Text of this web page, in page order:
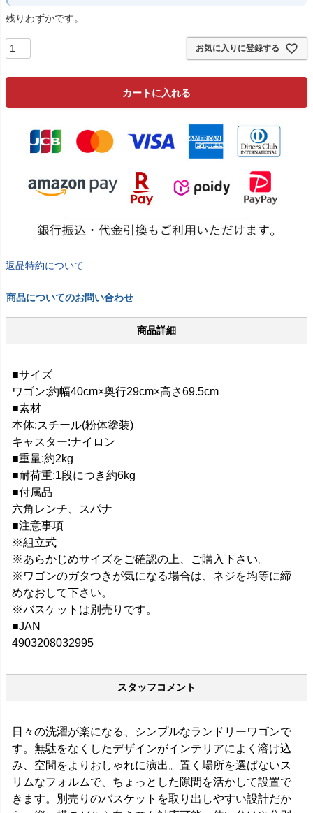
残りわずかです。
お気に入りに登録する
カートに入れる
返品特約について
商品についてのお問い合わせ
商品詳細
■サイズ
ワゴン:約幅40cm×奥行29cm×高さ69.5cm
■素材
本体:スチール(粉体塗装)
キャスター:ナイロン
■重量:約2kg
■耐荷重:1段につき約6kg
■付属品
六角レンチ、スパナ
■注意事項
※組立式
※あらかじめサイズをご確認の上、ご購入下さい。
※ワゴンのガタつきが気になる場合は、ネジを均等に締
めなおして下さい。
※バスケットは別売りです。
■JAN
4903208032995
スタッフコメント
日々の洗濯が楽になる、シンプルなランドリーワゴンで
す。無駄をなくしたデザインがインテリアによく溶け込
み、空間をよりおしゃれに演出。置く場所を選ばないス
リムなフォルムで、ちょっとした隙間を活かして設置で
きます。別売りのバスケットを取り出しやすい設計だか